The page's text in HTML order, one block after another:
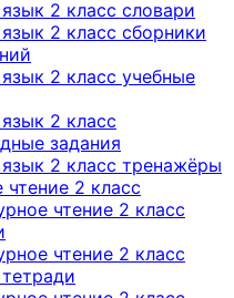
2 класс словари
2 класс сборники
2 класс учебные
2 класс
задания
2 класс тренажёры
чтение 2 класс
чтение 2 класс
чтение 2 класс